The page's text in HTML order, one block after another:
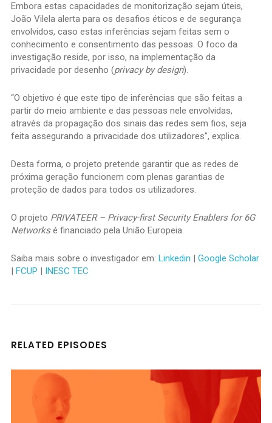
Embora estas capacidades de monitorização sejam úteis,
João Vilela alerta para os desafios éticos e de segurança
envolvidos, caso estas inferências sejam feitas sem o
conhecimento e consentimento das pessoas. O foco da
investigação reside, por isso, na implementação da
privacidade por desenho (privacy by design).
“O objetivo é que este tipo de inferências que são feitas a
partir do meio ambiente e das pessoas nele envolvidas,
através da propagação dos sinais das redes sem fios, seja
feita assegurando a privacidade dos utilizadores”, explica.
Desta forma, o projeto pretende garantir que as redes de
próxima geração funcionem com plenas garantias de
proteção de dados para todos os utilizadores.
O projeto PRIVATEER – Privacy-first Security Enablers for 6G
Networksé financiado pela União Europeia.
Saiba mais sobre o investigador em: Linkedin
Google Scholar
FCUP INESC TEC
RELATED EPISODES